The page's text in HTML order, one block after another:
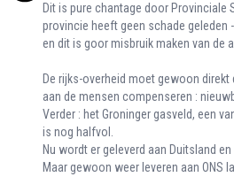
Dit is pure chantage door Provinciale
provincie heeft geen schade geleden -
en dit is goor misbruik maken van de
De rijks-overheid moet gewoon
aan de mensen compenseren :
Verder : het Groninger gasveld, een
is nog halfvol.
Nu wordt er geleverd aan Duitsland
Maar gewoon weer leveren aan ONS